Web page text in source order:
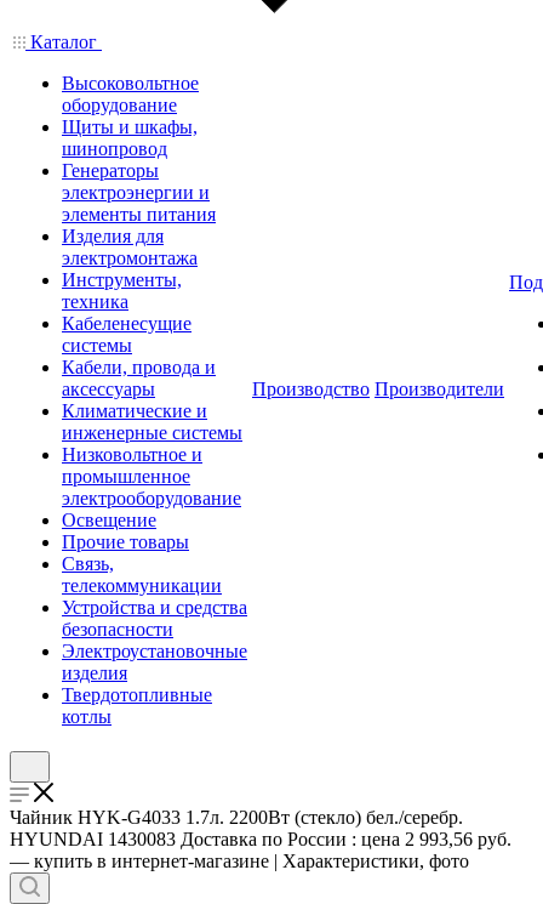
Каталог
Высоковольтное
оборудование
Щиты и шкафы,
шинопровод
Генераторы
электроэнергии и
элементы питания
Изделия для
электромонтажа
Инструменты,
техника
Кабеленесущие
системы
Кабели, провода и
аксессуары
Климатические и
инженерные системы
Низковольтное и
промышленное
электрооборудование
Освещение
Прочие товары
Связь,
телекоммуникации
Устройства и средства
безопасности
Электроустановочные
изделия
Твердотопливные
котлы
Производство Производители
Чайник HYK-G4033 1.7л. 2200Вт (стекло) бел./серебр.
HYUNDAI 1430083 Доставка по России : цена 2 993,56 руб.
— купить в интернет-магазине | Характеристики, фото